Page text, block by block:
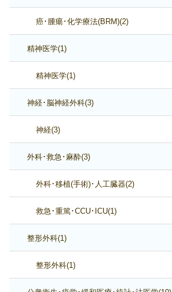
癌･腫瘍･化学療法(BRM)(2)
精神医学(1)
精神医学(1)
神経･脳神経外科(3)
神経(3)
外科･救急･麻酔(3)
外科･移植(手術)･人工臓器(2)
救急･重篤･CCU･ICU(1)
整形外科(1)
整形外科(1)